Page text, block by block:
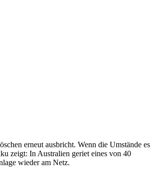
erneut ausbricht. Wenn die Umstände es
zeigt: In Australien geriet eines von 40
wieder am Netz.